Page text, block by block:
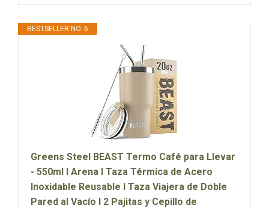
BESTSELLER NO. 6
Greens Steel BEAST Termo Café para Llevar
- 550ml I Arena I Taza Térmica de Acero
Inoxidable Reusable I Taza Viajera de Doble
Pared al Vacío I 2 Pajitas y Cepillo de